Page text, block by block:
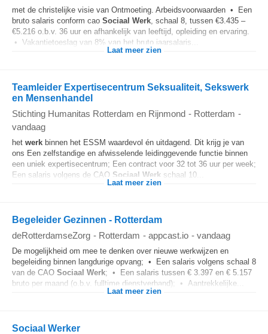
met de christelijke visie van Ontmoeting. Arbeidsvoorwaarden • Een
bruto salaris conform cao Sociaal Werk, schaal 8, tussen €3.435 –
€5.216 o.b.v. 36 uur en afhankelijk van leeftijd, opleiding en ervaring.
• Vakantietoeslag van 8% van het bruto jaarsalaris...
Laat meer zien
Teamleider Expertisecentrum Seksualiteit, Sekswerk
en Mensenhandel
Stichting Humanitas Rotterdam en Rijnmond - Rotterdam -
vandaag
het werk binnen het ESSM waardevol én uitdagend. Dit krijg je van
ons Een zelfstandige en afwisselende leidinggevende functie binnen
een uniek expertisecentrum; Een contract voor 32 tot 36 uur per week;
Een salaris volgens de CAO Sociaal Werk schaal 10...
Laat meer zien
Begeleider Gezinnen - Rotterdam
deRotterdamseZorg - Rotterdam - appcast.io - vandaag
De mogelijkheid om mee te denken over nieuwe werkwijzen en
begeleiding binnen langdurige opvang; • Een salaris volgens schaal 8
van de CAO Sociaal Werk; • Een salaris tussen € 3.397 en € 5.157
bruto per maand (o.b.v. fulltime dienstverband); • Aantrekkelijke...
Laat meer zien
Sociaal Werker